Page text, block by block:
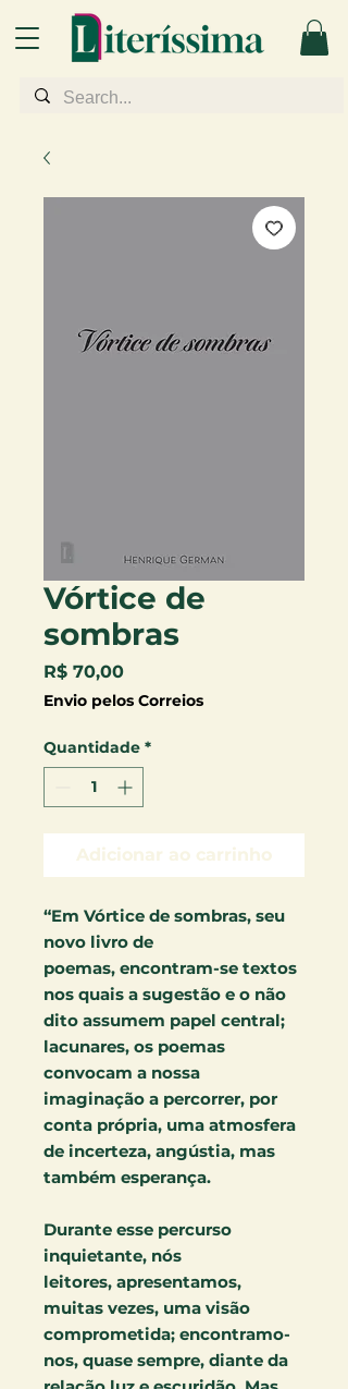
Vórtice de
sombras
R$ 70,00Preço
Envio pelos Correios
Quantidade *
Adicionar ao carrinho
“Em Vórtice de sombras, seu
novo livro de
poemas, encontram-se textos
nos quais a sugestão e o não
dito assumem papel central;
lacunares, os poemas
convocam a nossa
imaginação a percorrer, por
conta própria, uma atmosfera
de incerteza, angústia, mas
também esperança.
Durante esse percurso
inquietante, nós
leitores, apresentamos,
muitas vezes, uma visão
comprometida; encontramo-
nos, quase sempre, diante da